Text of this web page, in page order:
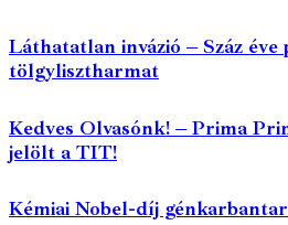
Láthatatlan invázió – Száz éve
tölgylisztharmat
Kedves Olvasónk! – Prima
jelölt a TIT!
Kémiai Nobel-díj